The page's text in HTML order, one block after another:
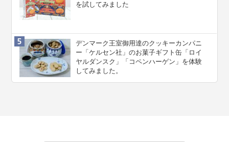
を試してみました
デンマーク王室御用達のクッキーカンパニ
ー「ケルセン社」のお菓子ギフト缶「ロイ
ヤルダンスク」「コペンハーゲン」を体験
してみました。